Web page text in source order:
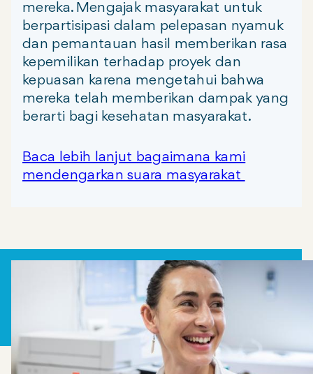
mereka. Mengajak masyarakat untuk
berpartisipasi dalam pelepasan nyamuk
dan pemantauan hasil memberikan rasa
kepemilikan terhadap proyek dan
kepuasan karena mengetahui bahwa
mereka telah memberikan dampak yang
berarti bagi kesehatan masyarakat.
Baca lebih lanjut bagaimana kami
mendengarkan suara masyarakat